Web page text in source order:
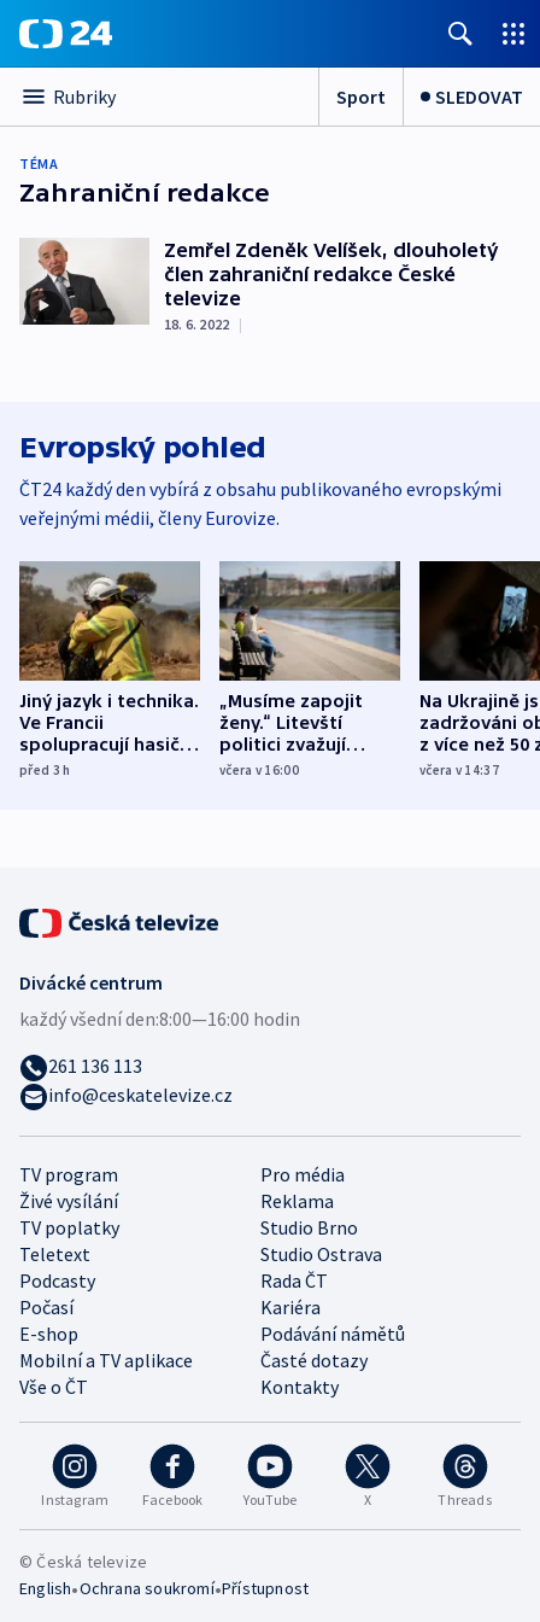
Rubriky Sport SLEDOVAT
TÉMA
Zahraniční redakce
Zemřel Zdeněk Velíšek, dlouholetý
člen zahraniční redakce České
televize
18. 6. 2022 |
Evropský pohled
ČT24 každý den vybírá z obsahu publikovaného evropskými
veřejnými médii, členy Eurovize.
Jiný jazyk i technika.
Ve Francii
spolupracují hasiči z
různých zemí
před 3h
„Musíme zapojit
ženy.“ Litevští
politici zvažují
dohodu o
včera v 16:00
Na Ukrajině
zadržováni
z více než 50
Bojovali na
včera v 14:37
Instagram Facebook YouTube X Threads
TV program
Pro média
Živé vysílání
Reklama
TV poplatky
Studio Brno
Teletext
Studio Ostrava
Podcasty
Rada ČT
Počasí
Kariéra
E-shop
Podávání námětů
Mobilní a TV aplikace
Časté dotazy
Vše o ČT
Kontakty
Divácké centrum
každý všední den:8:00—16:00 hodin
261 136 113
info@ceskatelevize.cz
© Česká televize
English•Ochrana soukromí•Přístupnost